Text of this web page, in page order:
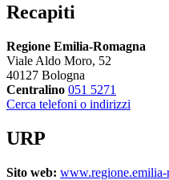
Recapiti
Regione Emilia-Romagna
Viale Aldo Moro, 52
40127 Bologna
Centralino 051 5271
Cerca telefoni o indirizzi
URP
Sito web: www.regione.emilia-